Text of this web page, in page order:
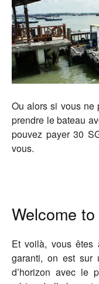
Ou alors si vous ne
prendre le bateau
pouvez payer 30
vous.
Welcome
Et voilà, vous êtes
garanti, on est sur
d’horizon avec le